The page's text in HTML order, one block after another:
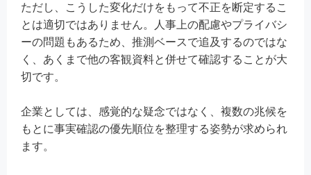
ただし、こうした変化だけをもって不正を断定するこ
とは適切ではありません。人事上の配慮やプライバシ
ーの問題もあるため、推測ベースで追及するのではな
く、あくまで他の客観資料と併せて確認することが大
切です。
企業としては、感覚的な疑念ではなく、複数の兆候を
もとに事実確認の優先順位を整理する姿勢が求められ
ます。